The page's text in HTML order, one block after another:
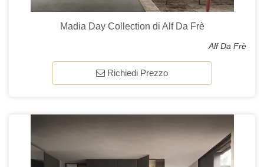
Madia Day Collection di Alf Da Frè
Alf Da Frè
Richiedi Prezzo